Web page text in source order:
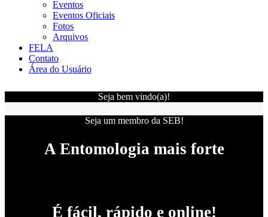
Eventos
Eventos Oficiais
Fotos
Arquivos
FELA
Contato
Área do Usuário
Seja bem vindo(a)!
Seja um membro da SEB!
A Entomologia mais forte
É fácil, rápido e online!